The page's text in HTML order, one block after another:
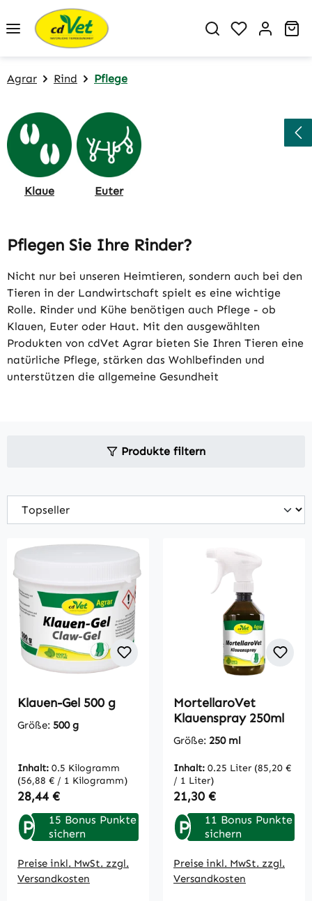
Zum Hauptinhalt springen
Du hast 0
Agrar Rind Pflege
Klaue Euter
Pflegen Sie Ihre Rinder?
Nicht nur bei unseren Heimtieren, sondern auch bei den
Tieren in der Landwirtschaft spielt es eine wichtige
Rolle. Rinder und Kühe benötigen auch Pflege - ob
Klauen, Euter oder Haut. Mit den ausgewählten
Produkten von cdVet Agrar bieten Sie Ihren Tieren eine
natürliche Pflege, stärken das Wohlbefinden und
unterstützen die allgemeine Gesundheit
Produkte filtern
Klauen-Gel 500 g
Größe: 500 g
Inhalt: 0.5 Kilogramm
(56,88 € / 1 Kilogramm)
Regulärer Preis:
28,44 €
P
15 Bonus Punkte
sichern
Preise inkl. MwSt. zzgl.
Versandkosten
MortellaroVet
Klauenspray 250ml
Größe: 250 ml
Inhalt: 0.25 Liter (85,20 €
/ 1 Liter)
Regulärer Preis:
21,30 €
P
11 Bonus Punkte
sichern
Preise inkl. MwSt. zzgl.
Versandkosten